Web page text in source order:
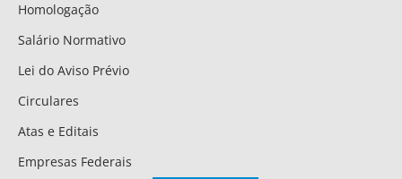
Homologação
Salário Normativo
Lei do Aviso Prévio
Circulares
Atas e Editais
Empresas Federais